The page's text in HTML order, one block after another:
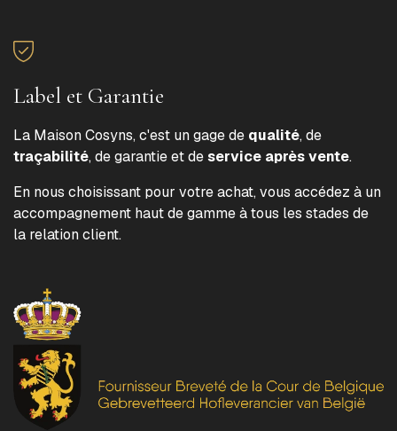
Label et Garantie
La Maison Cosyns, c'est un gage de qualité, de
traçabilité, de garantie et deservice après vente.
En nous choisissant pour votre achat, vous accédez à un
accompagnement haut de gamme à tous les stades de
la relation client.